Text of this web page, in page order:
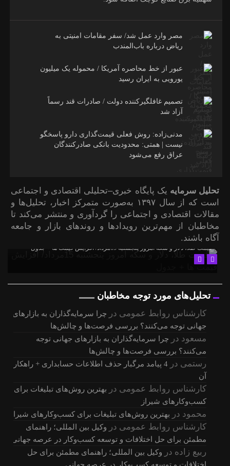
مصر وارد عمل شد/ سفر مقامات امنیتی به
ریاض درباره باب‌المندب
عبور از خط محاصره آمریکا / محموله یک میلیون
یورویی به ایران رسید
تصمیم غافلگیرکننده دولت / صادرات قند رسماً
آزاد شد
مدنی‌زاده: روش فعلی قیمت‌گذاری دارو پاسخگو
نیست | همتی: محدودیت بانکی صادرکنندگان
عراق رفع می‌شود
تحلیل سرمایه یک پایگاه خبری–تحلیلی اقتصادی و اجتماعی
است که از سال ۱۳۹۷ به‌صورت متمرکز اخبار، تحلیل‌ها و
مقالات اقتصادی و اجتماعی را گردآوری و منتشر می‌کند تا
مخاطبان از مهم‌ترین رویدادها و روندهای بازار و جامعه
آگاه باشند.
قیمت طلا، دلار و سکه امروز پنجشنبه 15مرداد/ افزایش قیمت ها + جدول
تحلیل‌های مورد توجه مخاطبان
کارشناس روابط عمومی در
چرا سرمایه‌گذاران به بازارهای
جهانی توجه می‌کنند؟ بررسی فرصت‌ها و چالش‌ها
مسعود در
چرا سرمایه‌گذاران به بازارهای جهانی توجه
می‌کنند؟ بررسی فرصت‌ها و چالش‌ها
رستمی در
4 پیامد مرگبار حذف اطلاعات حسابداری + راهکار
آن
کارشناس روابط عمومی در
بهترین روش‌های تبلیغات برای
کسب‌وکارهای شیراز
محمود در بهترین روش‌های تبلیغات برای کسب‌وکارهای شیراز
کارشناس روابط عمومی در
وکیل بین المللی؛ راهنمای
مطمئن برای حل اختلافات و توسعه کسب‌وکار در عرصه جهانی
ربیع زاده در
وکیل بین المللی؛ راهنمای مطمئن برای حل